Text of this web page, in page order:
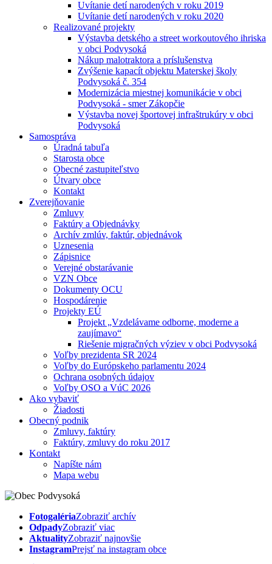
Uvítanie detí narodených v roku 2019
Uvítanie detí narodených v roku 2020
Realizované projekty
Výstavba detského a street workoutového ihriska
v obci Podvysoká
Nákup malotraktora a príslušenstva
Zvýšenie kapacít objektu Materskej školy
Podvysoká č. 354
Modernizácia miestnej komunikácie v obci
Podvysoká - smer Zákopčie
Výstavba novej športovej infraštrukúry v obci
Podvysoká
Samospráva
Úradná tabuľa
Starosta obce
Obecné zastupiteľstvo
Útvary obce
Kontakt
Zverejňovanie
Zmluvy
Faktúry a Objednávky
Archív zmlúv, faktúr, objednávok
Uznesenia
Zápisnice
Verejné obstarávanie
VZN Obce
Dokumenty OCU
Hospodárenie
Projekty EÚ
Projekt „Vzdelávame odborne, moderne a
zaujímavo“
Riešenie migračných výziev v obci Podvysoká
Voľby prezidenta SR 2024
Voľby do Európskeho parlamentu 2024
Ochrana osobných údajov
Voľby OSO a VúC 2026
Ako vybaviť
Žiadosti
Obecný podnik
Zmluvy, faktúry
Faktúry, zmluvy do roku 2017
Kontakt
Napíšte nám
Mapa webu
FotogalériaZobraziť archív
OdpadyZobraziť viac
AktualityZobraziť najnovšie
InstagramPrejsť na instagram obce